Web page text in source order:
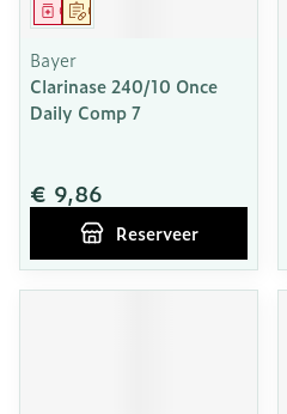
Op voorschrift
Geneesmiddel
Bayer
Clarinase 240/10 Once
Daily Comp 7
€ 9,86
Reserveer